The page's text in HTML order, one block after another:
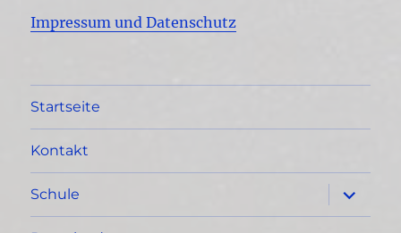
Impressum und Datenschutz
Startseite
Kontakt
Schule
öffnen